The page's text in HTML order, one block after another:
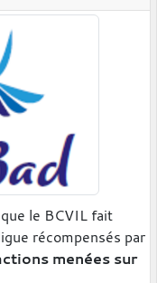
le BCVIL fait
récompensés par
menées sur